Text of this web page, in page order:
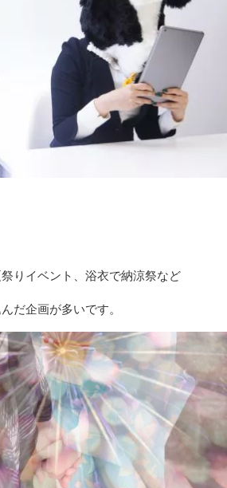
りイベント、浴衣で納涼祭など
だ企画が多いです。